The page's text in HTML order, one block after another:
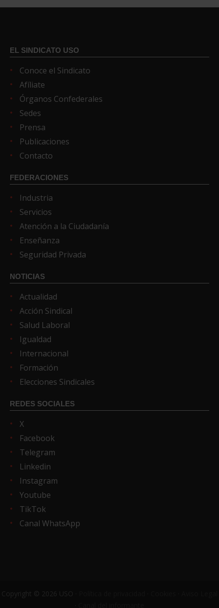
EL SINDICATO USO
Conoce el Sindicato
Afíliate
Órganos Confederales
Sedes
Prensa
Publicaciones
Contacto
FEDERACIONES
Industria
Servicios
Atención a la Ciudadanía
Enseñanza
Seguridad Privada
NOTICIAS
Actualidad
Acción Sindical
Salud Laboral
Igualdad
Internacional
Formación
Elecciones Sindicales
REDES SOCIALES
X
Facebook
Telegram
Linkedin
Instagram
Youtube
TikTok
Canal WhatsApp
Copyright © 2026 USO ·